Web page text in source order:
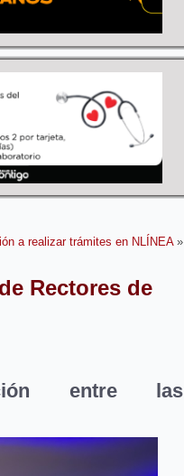
a realizar trámites en NLÍNEA»
Rectores de
entre las